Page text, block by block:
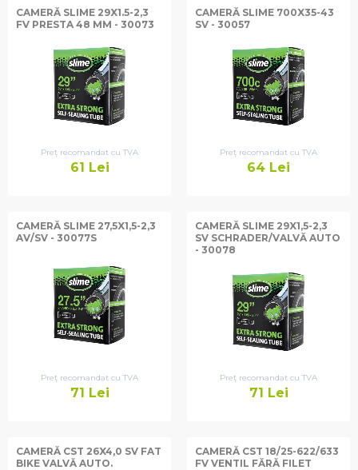
CAMERĂ SLIME 29X1.5-2,3
FV PRESTA 48 MM - 30073
Preț recomandat cu TVA
61 Lei
CAMERĂ SLIME 700X35-43
SV - 30057
Preț recomandat cu TVA
64 Lei
CAMERĂ SLIME 27,5X1,5-2,3
AV/SV - 30077S
Preț recomandat cu TVA
71 Lei
CAMERĂ SLIME 29X1,5-2,3
SV SCHRADER/VALVĂ AUTO
- 30078
Preț recomandat cu TVA
71 Lei
CAMERĂ CST 26X4,0 SV FAT
BIKE VALVĂ AUTO.
CAMERĂ CST 18/25-622/633
FV VENTIL FĂRĂ FILET